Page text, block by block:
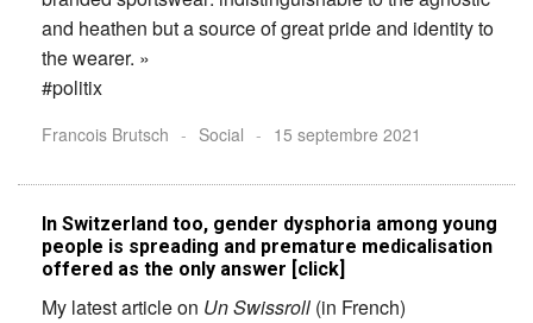
and heathen but a source of great pride and identity to
the wearer. »
#politix
Francois Brutsch - Social - 15 septembre 2021
In Switzerland too, gender dysphoria among young
people is spreading and premature medicalisation
offered as the only answer [click]
My latest article on Un Swissroll (in French)